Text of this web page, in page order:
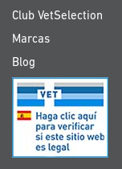
Club VetSelection
Marcas
Blog